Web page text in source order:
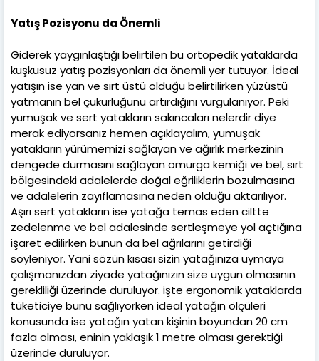
Yatış Pozisyonu da Önemli
Giderek yaygınlaştığı belirtilen bu ortopedik yataklarda
kuşkusuz yatış pozisyonları da önemli yer tutuyor. İdeal
yatışın ise yan ve sırt üstü olduğu belirtilirken yüzüstü
yatmanın bel çukurluğunu artırdığını vurgulanıyor. Peki
yumuşak ve sert yatakların sakıncaları nelerdir diye
merak ediyorsanız hemen açıklayalım, yumuşak
yatakların yürümemizi sağlayan ve ağırlık merkezinin
dengede durmasını sağlayan omurga kemiği ve bel, sırt
bölgesindeki adalelerde doğal eğriliklerin bozulmasına
ve adalelerin zayıflamasına neden olduğu aktarılıyor.
Aşırı sert yatakların ise yatağa temas eden ciltte
zedelenme ve bel adalesinde sertleşmeye yol açtığına
işaret edilirken bunun da bel ağrılarını getirdiği
söyleniyor. Yani sözün kısası sizin yatağınıza uymaya
çalışmanızdan ziyade yatağınızın size uygun olmasının
gerekliliği üzerinde duruluyor. işte ergonomik yataklarda
tüketiciye bunu sağlıyorken ideal yatağın ölçüleri
konusunda ise yatağın yatan kişinin boyundan 20 cm
fazla olması, eninin yaklaşık 1 metre olması gerektiği
üzerinde duruluyor.